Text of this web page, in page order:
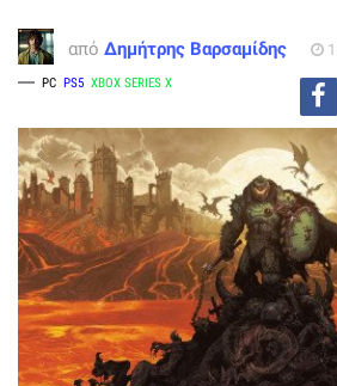
από Δημήτρης Βαρσαμίδης
PC PS5 XBOX SERIES X